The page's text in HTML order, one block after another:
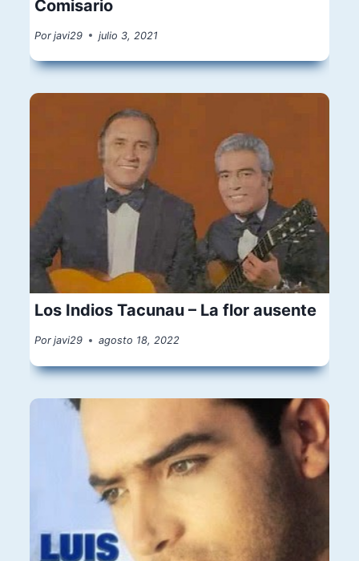
Comisario
Por javi29 julio 3, 2021
Los Indios Tacunau – La flor ausente
Por javi29 agosto 18, 2022